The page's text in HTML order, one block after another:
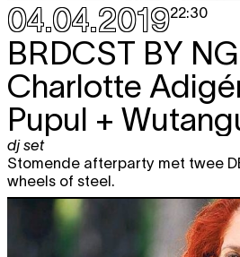
04.04.201922:30
BRDCST BY
Charlotte
Pupul +
dj set
Stomende afterparty met twee
wheels of steel.